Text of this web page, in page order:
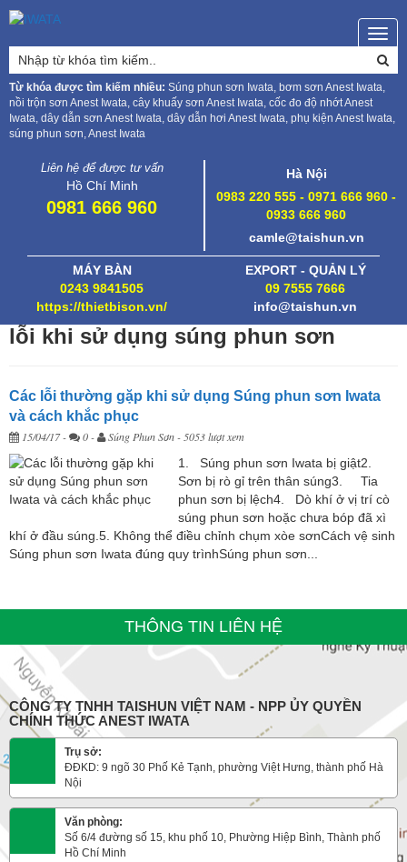
Từ khóa được tìm kiếm nhiều: Súng phun sơn Iwata, bơm sơn Anest Iwata,
nồi trộn sơn Anest Iwata, cây khuấy sơn Anest Iwata, cốc đo độ nhớt Anest
Iwata, dây dẫn sơn Anest Iwata, dây dẫn hơi Anest Iwata, phụ kiện Anest Iwata,
súng phun sơn, Anest Iwata
Liên hệ để được tư vấn
Hồ Chí Minh
0981 666 960
Hà Nội
0983 220 555 - 0971 666 960 -
0933 666 960
camle@taishun.vn
MÁY BÀN
0243 9841505
https://thietbison.vn/
EXPORT - QUẢN LÝ
09 7555 7666
info@taishun.vn
lỗi khi sử dụng súng phun sơn
Các lỗi thường gặp khi sử dụng Súng phun sơn Iwata
và cách khắc phục
15/04/17- 0 - Súng Phun Sơn- 5053 lượt xem
1. Súng phun sơn Iwata bị giật2.
Sơn bị rò gỉ trên thân súng3. Tia
phun sơn bị lệch4. Dò khí ở vị trí cò
súng phun sơn hoặc chưa bóp đã xì
khí ở đầu súng.5. Không thể điều chỉnh chụm xòe sơnCách vệ sinh
Súng phun sơn Iwata đúng quy trìnhSúng phun sơn...
THÔNG TIN LIÊN HỆ
CÔNG TY TNHH TAISHUN VIỆT NAM - NPP ỦY QUYỀN
CHÍNH THỨC ANEST IWATA
Trụ sở:
ĐĐKD: 9 ngõ 30 Phố Kẻ Tạnh, phường Việt Hưng, thành phố Hà
Nội
Văn phòng:
Số 6/4 đường số 15, khu phố 10, Phường Hiệp Bình, Thành phố
Hồ Chí Minh